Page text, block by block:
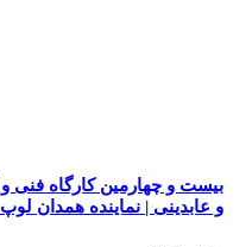
بیست و چهارمین کارگاه فنی
و عابدینی | نماینده همدان لوپ